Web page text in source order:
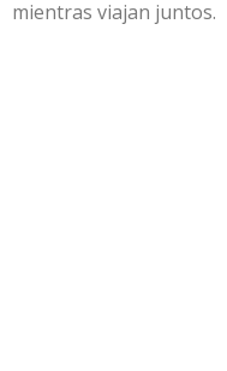
mientras viajan juntos.